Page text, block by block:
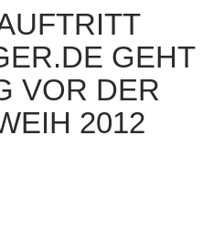
GEHT
VOR DER
2012